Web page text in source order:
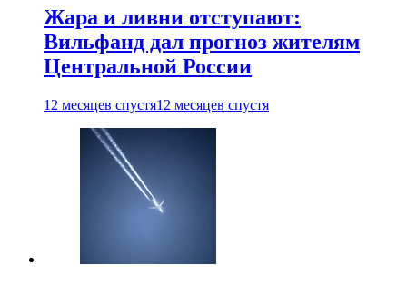
Жара и ливни отступают:
Вильфанд дал прогноз жителям
Центральной России
12 месяцев спустя12 месяцев спустя